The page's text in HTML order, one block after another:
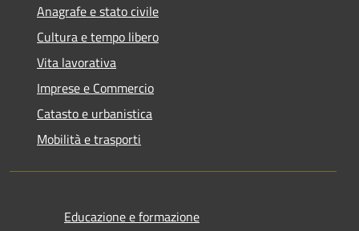
Anagrafe e stato civile
Cultura e tempo libero
Vita lavorativa
Imprese e Commercio
Catasto e urbanistica
Mobilità e trasporti
Educazione e formazione